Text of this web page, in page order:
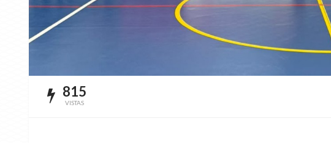
815
VISTAS